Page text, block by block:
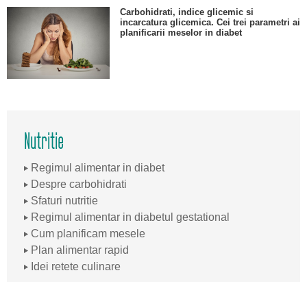
Carbohidrati, indice glicemic si
incarcatura glicemica. Cei trei parametri ai
planificarii meselor in diabet
Nutritie
Regimul alimentar in diabet
Despre carbohidrati
Sfaturi nutritie
Regimul alimentar in diabetul gestational
Cum planificam mesele
Plan alimentar rapid
Idei retete culinare